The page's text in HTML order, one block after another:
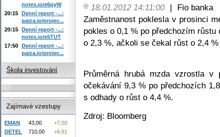
18.01.2012 14:11:00 |
Fio banka
Zaměstnanost poklesla v prosinci
pokles o 0,1 % po předchozím
o 2,3 %, ačkoli se čekal růst o 2,4
Průměrná hrubá mzda vzrostla
očekávání 9,3 % po předchozích
s odhady o růst o 4,4 %.
Zdroj: Bloomberg
notes.io/e6qyW
20:15 Denní report -...:
paiza.io/projec...
20:15 Denní report -...:
notes.io/e5TUT
17:50 Denní report -...:
paiza.io/projec...
Škola investování
Zajímavé vzestupy
EMAN 43,00
+7,50
DETEL
710,00
+6,61